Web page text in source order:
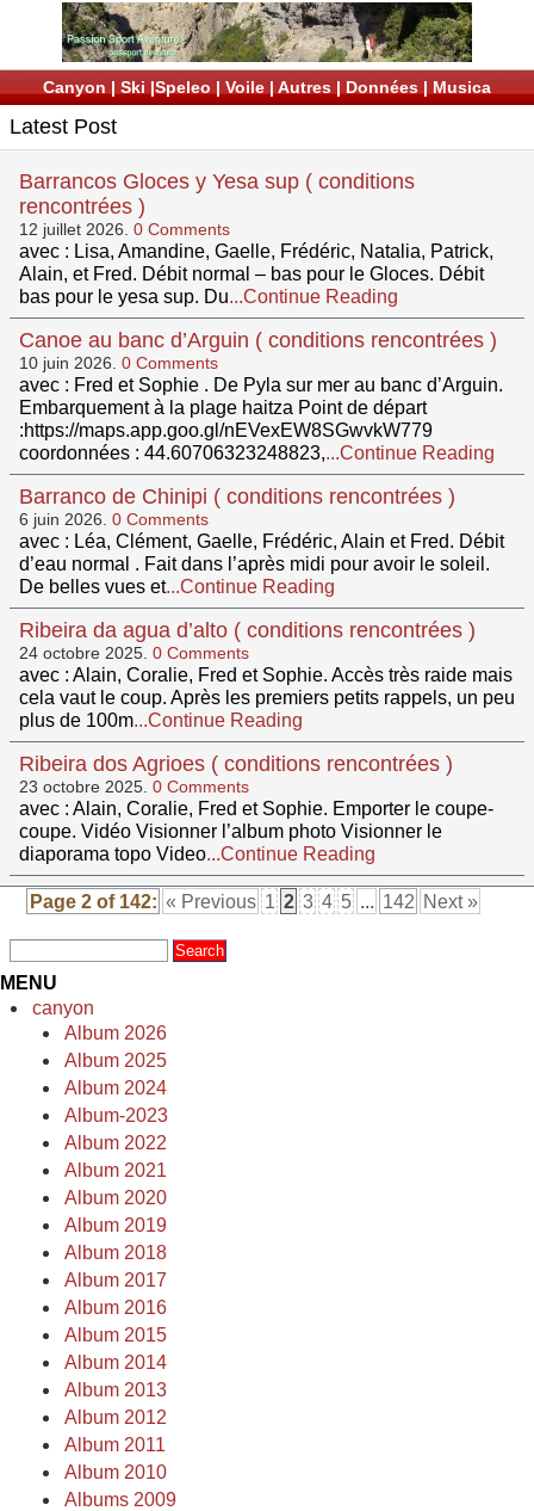
Canyon | Ski |Speleo | Voile | Autres | Données | Musica
Latest Post
Barrancos Gloces y Yesa sup ( conditions
rencontrées )
12 juillet 2026. 0 Comments
avec : Lisa, Amandine, Gaelle, Frédéric, Natalia, Patrick,
Alain, et Fred. Débit normal – bas pour le Gloces. Débit
bas pour le yesa sup. Du...Continue Reading
Canoe au banc d’Arguin ( conditions rencontrées )
10 juin 2026. 0 Comments
avec : Fred et Sophie . De Pyla sur mer au banc d’Arguin.
Embarquement à la plage haitza Point de départ
:https://maps.app.goo.gl/nEVexEW8SGwvkW779
coordonnées : 44.60706323248823,...Continue Reading
Barranco de Chinipi ( conditions rencontrées )
6 juin 2026. 0 Comments
avec : Léa, Clément, Gaelle, Frédéric, Alain et Fred. Débit
d’eau normal . Fait dans l’après midi pour avoir le soleil.
De belles vues et...Continue Reading
Ribeira da agua d’alto ( conditions rencontrées )
24 octobre 2025. 0 Comments
avec : Alain, Coralie, Fred et Sophie. Accès très raide mais
cela vaut le coup. Après les premiers petits rappels, un peu
plus de 100m...Continue Reading
Ribeira dos Agrioes ( conditions rencontrées )
23 octobre 2025. 0 Comments
avec : Alain, Coralie, Fred et Sophie. Emporter le coupe-
coupe. Vidéo Visionner l’album photo Visionner le
diaporama topo Video...Continue Reading
Page 2 of 142: « Previous 1 2 3 4 5 ... 142 Next »
MENU
canyon
Album 2026
Album 2025
Album 2024
Album-2023
Album 2022
Album 2021
Album 2020
Album 2019
Album 2018
Album 2017
Album 2016
Album 2015
Album 2014
Album 2013
Album 2012
Album 2011
Album 2010
Albums 2009